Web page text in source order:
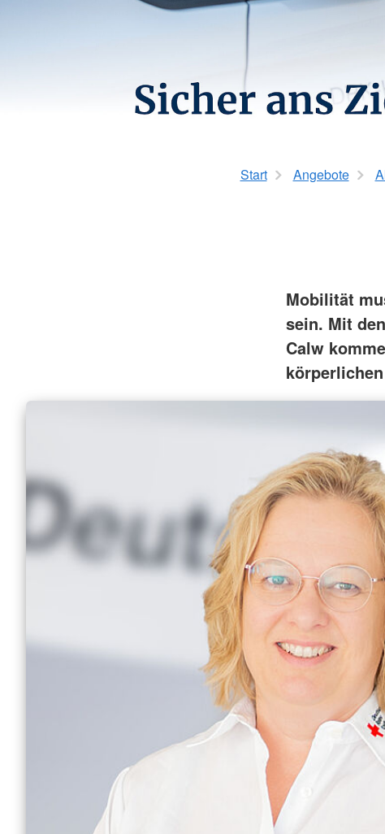
Rotkreuzkurs EH Forst
Start Angebote
Mobilität
sein. Mit
Calw